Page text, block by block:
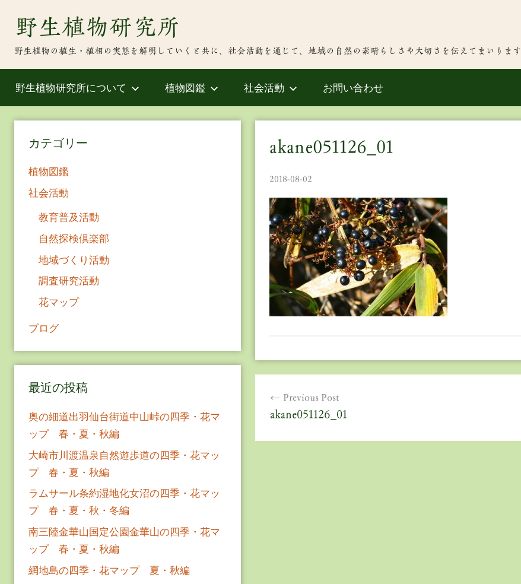
野生植物研究所
野生植物の植生・植相の実態を解明していくと共に、社会活動を通じて、地域の自然の素晴らしさや大切さを伝えてまいります
野生植物研究所について 植物図鑑 社会活動 お問い合わせ
akane051126_01
2018-08-02
Previous Post
akane051126_01
カテゴリー
植物図鑑
社会活動
教育普及活動
自然探検倶楽部
地域づくり活動
調査研究活動
花マップ
ブログ
最近の投稿
奥の細道出羽仙台街道中山峠の四季・花マ
ップ 春・夏・秋編
大崎市川渡温泉自然遊歩道の四季・花マッ
プ 春・夏・秋編
ラムサール条約湿地化女沼の四季・花マッ
プ 春・夏・秋・冬編
南三陸金華山国定公園金華山の四季・花マ
ップ 春・夏・秋編
網地島の四季・花マップ 夏・秋編